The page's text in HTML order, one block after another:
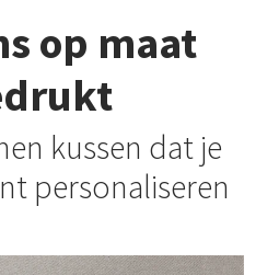
op maat
kussen dat je
personaliseren